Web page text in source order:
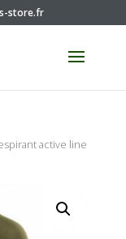
store.fr
active line